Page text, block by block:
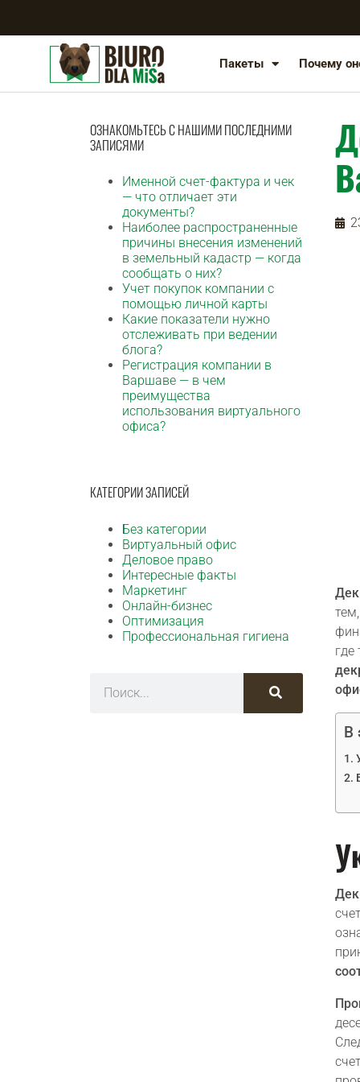
Пакеты Почему
ОЗНАКОМЬТЕСЬ С НАШИМИ ПОСЛЕДНИМИ
ЗАПИСЯМИ
Именной счет-фактура и чек
— что отличает эти
документы?
Наиболее распространенные
причины внесения изменений
в земельный кадастр — когда
сообщать о них?
Учет покупок компании с
помощью личной карты
Какие показатели нужно
отслеживать при ведении
блога?
Регистрация компании в
Варшаве — в чем
преимущества
использования виртуального
офиса?
КАТЕГОРИИ ЗАПИСЕЙ
Без категории
Виртуальный офис
Деловое право
Интересные факты
Маркетинг
Онлайн-бизнес
Оптимизация
Профессиональная гигиена
где
В